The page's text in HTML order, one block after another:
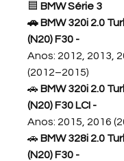
🟦 BMW Série 3
🚗 BMW 320i 2.0
(N20) F30 -
Anos: 2012, 2013,
(2012–2015)
🚗 BMW 320i 2.0
(N20) F30 LCI -
Anos: 2015, 2016
🚗 BMW 328i 2.0
(N20) F30 -